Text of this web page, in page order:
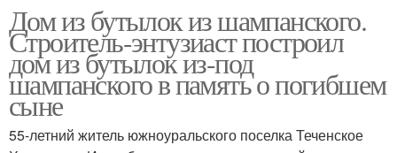
Фундамент из бутылок Необычный дом
Дом из пустых бутылок
Дом из бутылок из шампанского.
Строитель-энтузиаст построил
дом из бутылок из-под
шампанского в память о погибшем
сыне
55-летний житель южноуральского поселка Теченское